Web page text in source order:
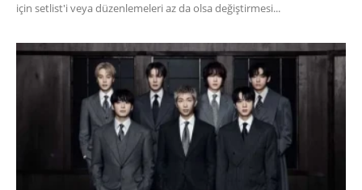
için setlist'i veya düzenlemeleri az da olsa değiştirmesi...